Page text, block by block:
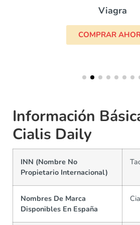
Viagra
COMPRAR
Información
Cialis Daily
INN (Nombre No
Propietario Internacional)
Nombres De Marca
Disponibles En España